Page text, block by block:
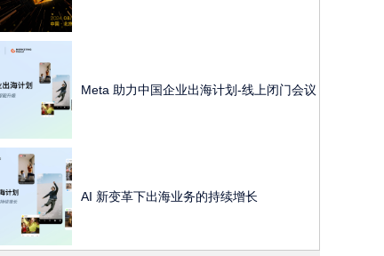
Meta 助力中国企业出海计划-线上闭门会议
AI 新变革下出海业务的持续增长